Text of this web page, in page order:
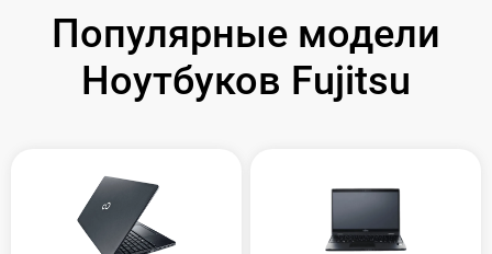
Популярные модели
Ноутбуков Fujitsu